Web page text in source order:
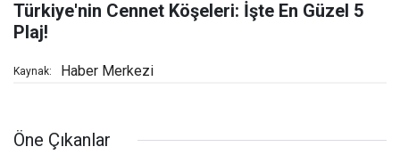
Türkiye'nin Cennet Köşeleri: İşte En Güzel 5
Plaj!
Kaynak: Haber Merkezi
Öne Çıkanlar